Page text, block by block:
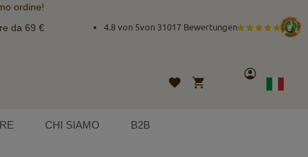
ordine!
da 69 € 4.8 von 5von 31017 Bewertungen
Lista
desideri
Carrello
Account
Lingua
CHI SIAMO B2B